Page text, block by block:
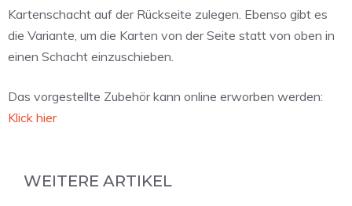
Kartenschacht auf der Rückseite zulegen. Ebenso gibt es
die Variante, um die Karten von der Seite statt von oben in
einen Schacht einzuschieben.
Das vorgestellte Zubehör kann online erworben werden:
Klick hier
WEITERE ARTIKEL